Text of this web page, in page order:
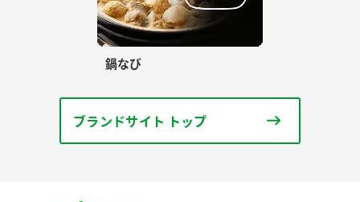
鍋なび
ブランドサイト トップ